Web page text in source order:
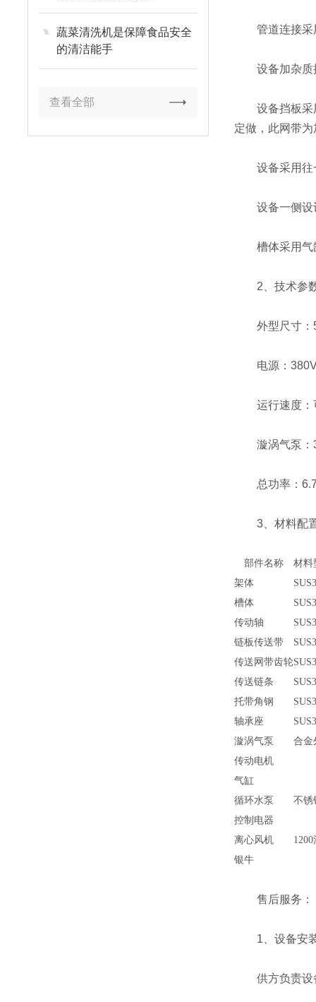
蔬菜清洗机是保障食品安全
的清洁能手
查看全部
管道连接采用
设备加杂质捞
设备挡板采用
定做，此网带
设备采用往一
设备一侧设计
槽体采用气
2、技术参
外型尺寸：
电源：
运行速度
漩涡气泵
总功率：
3、材料配
部件名称
材料
架体
槽体
传动轴
链板传送带
传送网带齿轮
传送链条
托带角钢
轴承座
漩涡气泵
合金
传动电机
气缸
循环水泵
不锈
控制电器
离心风机
银牛
售后服务：
1、设备安装
供方负责设备